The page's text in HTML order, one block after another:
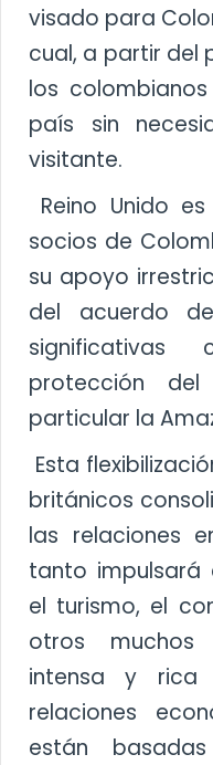
visado para
cual, a partir del
los
país sin
visitante.
Reino Unido
socios de
su apoyo
del acuerdo
significativas
protección
particular la
Esta
británicos
las relaciones
tanto impulsará
el turismo, el
otros
intensa y rica
relaciones
están